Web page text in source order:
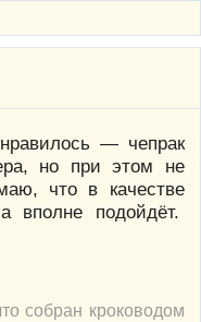
— чепрак
но при этом не
что в качестве
вполне подойдёт.
собран кроководом